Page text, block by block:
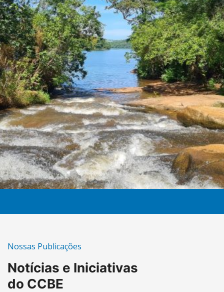
Nossas Publicações
Notícias e Iniciativas
do CCBE